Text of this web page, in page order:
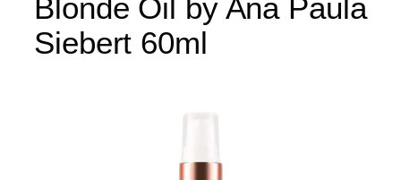
Blonde Oil by Ana Paula
Siebert 60ml